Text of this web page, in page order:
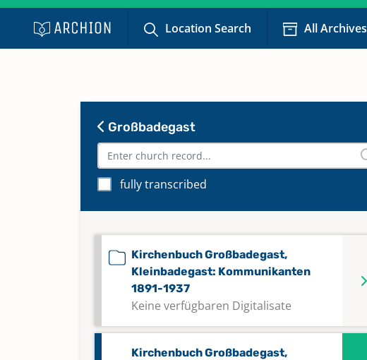
Location Search All Archives
Großbadegast
fully transcribed
Kirchenbuch Großbadegast,
Kleinbadegast: Kommunikanten
1891-1937
Keine verfügbaren Digitalisate
Kirchenbuch Großbadegast,